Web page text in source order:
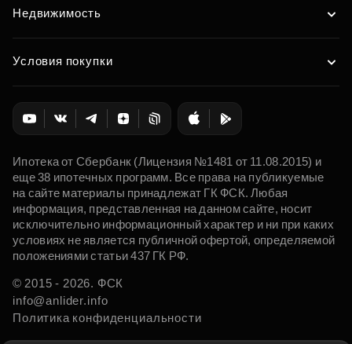
Недвижимость
Условия покупки
Ипотека от Сбербанк (Лицензия №1481 от 11.08.2015) и
еще 38 ипотечных программ. Все права на публикуемые
на сайте материалы принадлежат ГК ФСК. Любая
информация, представленная на данном сайте, носит
исключительно информационный характер и ни при каких
условиях не является публичной офертой, определяемой
положениями статьи 437 ГК РФ.
© 2015 - 2026. ФСК
info@anlider.info
Политика конфиденциальности